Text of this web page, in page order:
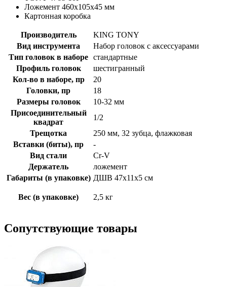
Ложемент 460х105х45 мм
Картонная коробка
Производитель
KING TONY
Вид инструмента
Набор головок с аксессуарами
Тип головок в наборе стандартные
Профиль головок
шестигранный
Кол-во в наборе, пр
20
Головки, пр
18
Размеры головок
10-32 мм
Присоединительный
квадрат
1/2
Трещотка
250 мм, 32 зубца, флажковая
Вставки (биты), пр
-
Вид стали
Cr-V
Держатель
ложемент
Габариты (в упаковке) ДШВ 47х11х5 см
Вес (в упаковке) 2,5 кг
Сопутствующие товары